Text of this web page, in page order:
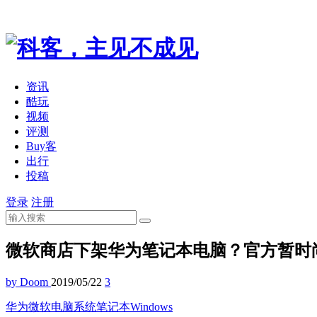
资讯
酷玩
视频
评测
Buy客
出行
投稿
登录 注册
微软商店下架华为笔记本电脑？官方暂时
by Doom 2019/05/22 3
华为微软电脑系统笔记本Windows